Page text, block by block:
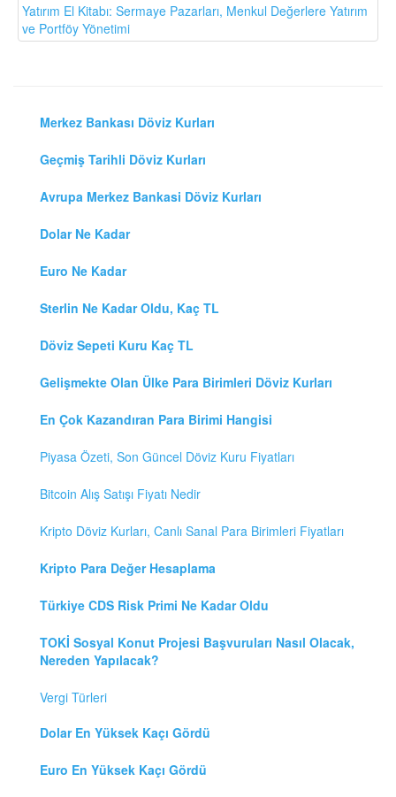
Yatırım El Kitabı: Sermaye Pazarları, Menkul Değerlere Yatırım
ve Portföy Yönetimi
Merkez Bankası Döviz Kurları
Geçmiş Tarihli Döviz Kurları
Avrupa Merkez Bankasi Döviz Kurları
Dolar Ne Kadar
Euro Ne Kadar
Sterlin Ne Kadar Oldu, Kaç TL
Döviz Sepeti Kuru Kaç TL
Gelişmekte Olan Ülke Para Birimleri Döviz Kurları
En Çok Kazandıran Para Birimi Hangisi
Piyasa Özeti, Son Güncel Döviz Kuru Fiyatları
Bitcoin Alış Satışı Fiyatı Nedir
Kripto Döviz Kurları, Canlı Sanal Para Birimleri Fiyatları
Kripto Para Değer Hesaplama
Türkiye CDS Risk Primi Ne Kadar Oldu
TOKİ Sosyal Konut Projesi Başvuruları Nasıl Olacak,
Nereden Yapılacak?
Vergi Türleri
Dolar En Yüksek Kaçı Gördü
Euro En Yüksek Kaçı Gördü